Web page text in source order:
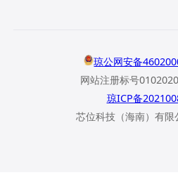
琼公网安备
网站注册标号
琼ICP备
芯位科技（海南）有